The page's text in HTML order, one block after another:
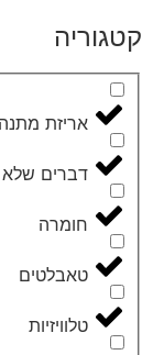
קטגוריה
אריזת מתנה
דברים
חומרה
טאבלטים
טלוויזיות